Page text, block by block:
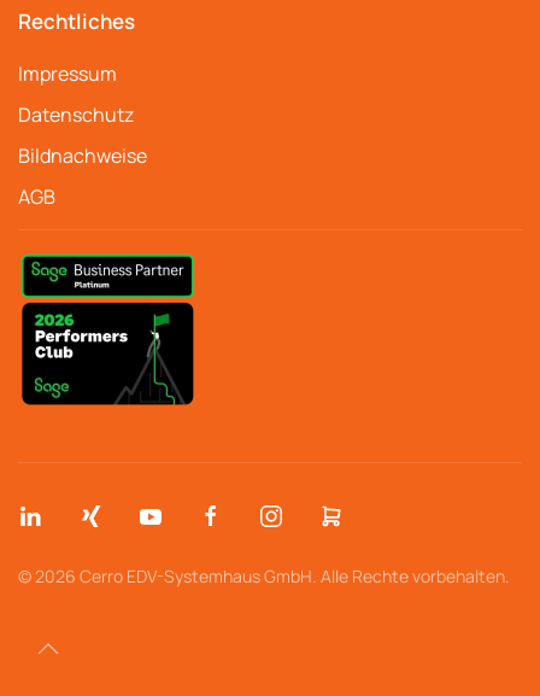
Rechtliches
Impressum
Datenschutz
Bildnachweise
AGB
© 2026 Cerro EDV-Systemhaus GmbH. Alle Rechte vorbehalten.